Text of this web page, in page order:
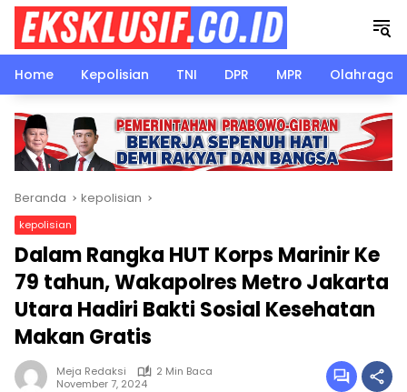
Langsung
konten
Home
Kepolisian TNI DPR MPR Olahraga
Beranda kepolisian
kepolisian
Dalam Rangka HUT Korps Marinir Ke
79 tahun, Wakapolres Metro Jakarta
Utara Hadiri Bakti Sosial Kesehatan
Makan Gratis
Meja Redaksi
2 Min Baca
November 7, 2024